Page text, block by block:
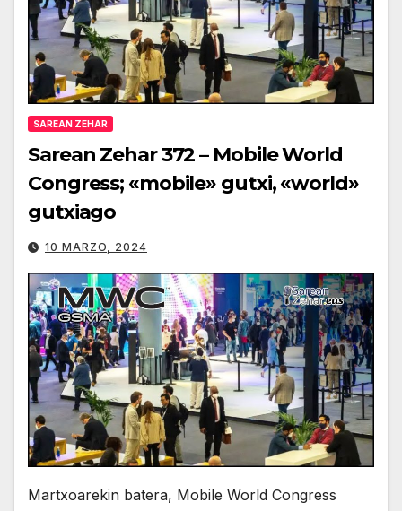
SAREAN ZEHAR
Sarean Zehar 372 – Mobile World
Congress; «mobile» gutxi, «world»
gutxiago
10 MARZO, 2024
Martxoarekin batera, Mobile World Congress